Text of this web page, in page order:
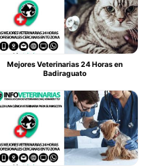
Mejores Veterinarias 24 Horas en
Badiraguato